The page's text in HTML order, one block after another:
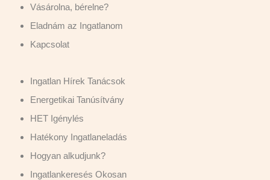
Vásárolna, bérelne?
Eladnám az Ingatlanom
Kapcsolat
Ingatlan Hírek Tanácsok
Energetikai Tanúsítvány
HET Igénylés
Hatékony Ingatlaneladás
Hogyan alkudjunk?
Ingatlankeresés Okosan